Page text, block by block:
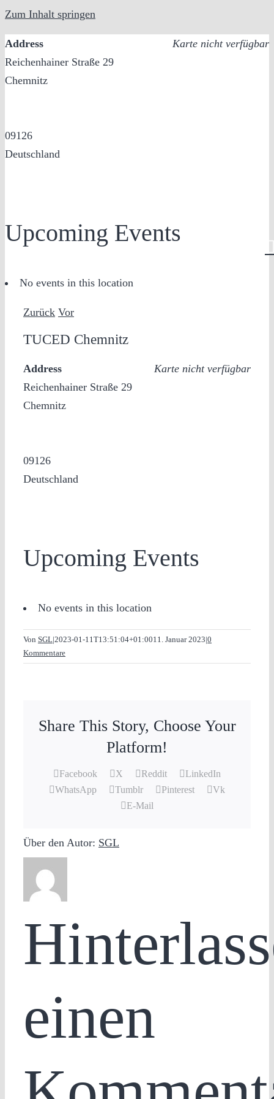
Zum Inhalt springen
Karte nicht verfügbar
Address
Reichenhainer Straße 29
Chemnitz
09126
Deutschland
Upcoming Events
No events in this location
Zurück Vor
TUCED Chemnitz
Karte nicht verfügbar
Address
Reichenhainer Straße 29
Chemnitz
09126
Deutschland
Upcoming Events
No events in this location
Von SGL|2023-01-11T13:51:04+01:0011. Januar 2023|0
Kommentare
Share This Story, Choose Your
Platform!
Facebook X Reddit
LinkedIn
WhatsApp
Tumblr Pinterest
Vk
E-Mail
Über den Autor: SGL
einen